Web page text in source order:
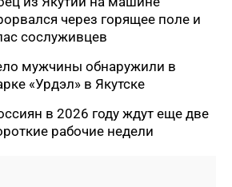
Более 26 тонн гуманитарной
помощи доставили в
пострадавший от паводка
Верхоянский район
Авторы проектов «Ты в игре»
проведут спортивные
мероприятия в рамках Дня
через горящее поле и
сослуживцев
мужчины обнаружили в
«Урдэл» в Якутске
в 2026 году ждут еще две
рабочие недели